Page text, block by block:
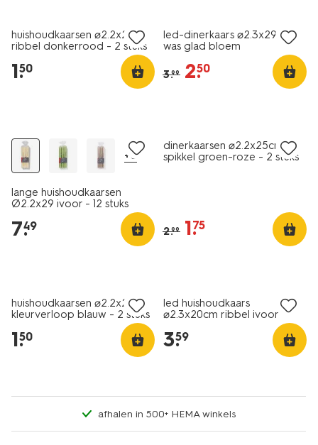
huishoudkaarsen ⌀2.2x25cm
ribbel donkerrood - 2 stuks
1.
50
led-dinerkaars ⌀2.3x29cm
was glad bloem
3.99 2.
50
+6
lange huishoudkaarsen
Ø2.2x29 ivoor - 12 stuks
7.
49
dinerkaarsen ⌀2.2x25cm
spikkel groen-roze - 2 stuks
2.99 1.
75
huishoudkaarsen ⌀2.2x25cm
kleurverloop blauw - 2 stuks
1.
50
led huishoudkaars
⌀2.3x20cm ribbel ivoor
3.
59
afhalen in 500+ HEMA winkels
vegan